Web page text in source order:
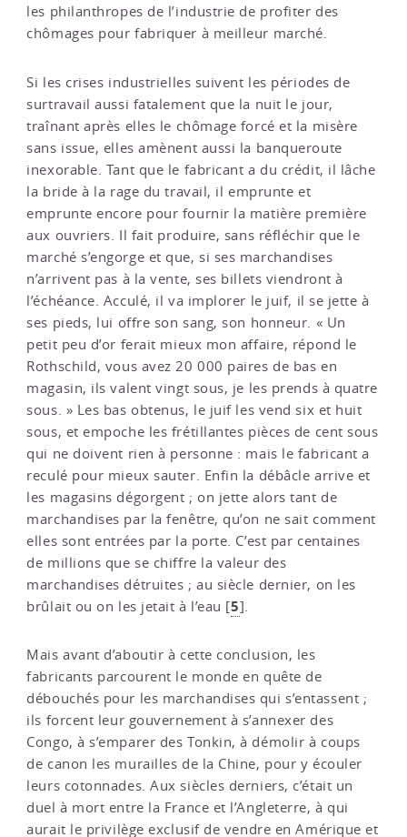
les philanthropes de l’industrie de profiter des
chômages pour fabriquer à meilleur marché.
Si les crises industrielles suivent les périodes de
surtravail aussi fatalement que la nuit le jour,
traînant après elles le chômage forcé et la misère
sans issue, elles amènent aussi la banqueroute
inexorable. Tant que le fabricant a du crédit, il lâche
la bride à la rage du travail, il emprunte et
emprunte encore pour fournir la matière première
aux ouvriers. Il fait produire, sans réfléchir que le
marché s’engorge et que, si ses marchandises
n’arrivent pas à la vente, ses billets viendront à
l’échéance. Acculé, il va implorer le juif, il se jette à
ses pieds, lui offre son sang, son honneur. « Un
petit peu d’or ferait mieux mon affaire, répond le
Rothschild, vous avez 20 000 paires de bas en
magasin, ils valent vingt sous, je les prends à quatre
sous. » Les bas obtenus, le juif les vend six et huit
sous, et empoche les frétillantes pièces de cent sous
qui ne doivent rien à personne : mais le fabricant a
reculé pour mieux sauter. Enfin la débâcle arrive et
les magasins dégorgent ; on jette alors tant de
marchandises par la fenêtre, qu’on ne sait comment
elles sont entrées par la porte. C’est par centaines
de millions que se chiffre la valeur des
marchandises détruites ; au siècle dernier, on les
brûlait ou on les jetait à l’eau [5]
Mais avant d’aboutir à cette conclusion, les
fabricants parcourent le monde en quête de
débouchés pour les marchandises qui s’entassent ;
ils forcent leur gouvernement à s’annexer des
Congo, à s’emparer des Tonkin, à démolir à coups
de canon les murailles de la Chine, pour y écouler
leurs cotonnades. Aux siècles derniers, c’était un
duel à mort entre la France et l’Angleterre, à qui
aurait le privilège exclusif de vendre en Amérique et